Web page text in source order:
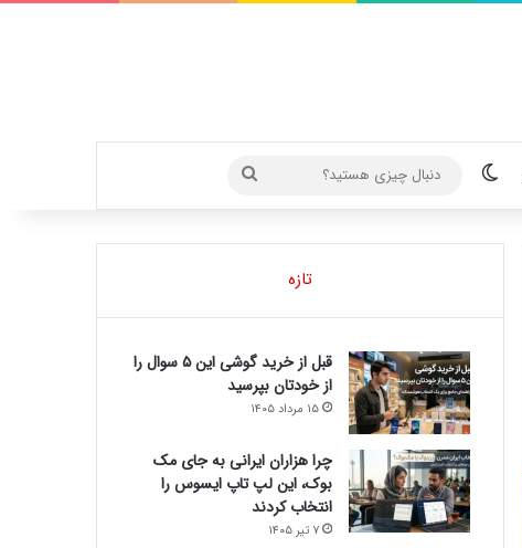
تغییر پوسته
چیزی
تازه
قبل از خرید گوشی این ۵ سوال را
از خودتان بپرسید
۱۵ مرداد ۱۴۰۵
چرا هزاران ایرانی به جای مک
بوک، این لپ تاپ ایسوس را
انتخاب کردند
۷ تیر ۱۴۰۵